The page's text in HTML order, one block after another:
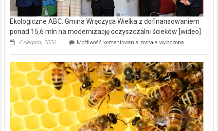
Ekologiczne ABC. Gmina Wręczyca Wielka z dofinansowaniem
ponad 15,6 mln na modernizację oczyszczalni ścieków [wideo]
4 sierpnia, 2026 Możliwość komentowania Ekologiczne
Wręczyca
Wielka
z
dofinansowaniem
ponad
15,6
mln
na
modernizację
została wyłączona